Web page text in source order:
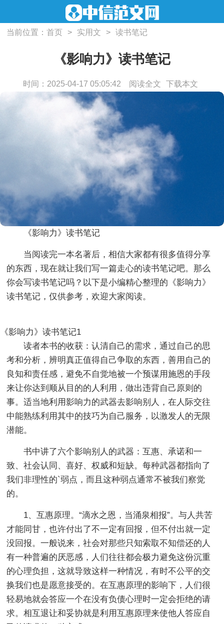
当前位置：首页 > 实用文 > 读书笔记
《影响力》读书笔记
时间：2025-04-17 05:05:42 阅读全文 下载本文
《影响力》读书笔记
当阅读完一本名著后，相信大家都有很多值得分享
的东西，现在就让我们写一篇走心的读书笔记吧。那么
你会写读书笔记吗？以下是小编精心整理的《影响力》
读书笔记，仅供参考，欢迎大家阅读。
《影响力》读书笔记1
读者本书的收获：认清自己的需求，通过自己的思
考和分析，辨明真正值得自己争取的东西，善用自己的
良知和责任感，避免不自觉地被一个预谋用施恩的手段
来让你达到顺从目的的人利用，做出违背自己原则的
事。适当地利用影响力的武器去影响别人，在人际交往
中能熟练利用其中的技巧为自己服务，以激发人的无限
潜能。
书中讲了六个影响别人的武器：互惠、承诺和一
致、社会认同、喜好、权威和短缺。每种武器都指向了
我们非理性的`弱点，而且这种弱点通常不被我们察觉
的。
1、互惠原理。“滴水之恩，当涌泉相报”。与人共苦
才能同甘，也许付出了不一定有回报，但不付出就一定
没回报。一般说来，社会对那些只知索取不知偿还的人
有一种普遍的厌恶感，人们往往都会极力避免这份沉重
的心理负担，这就导致这样一种情况，有时不公平的交
换我们也是愿意接受的。在互惠原理的影响下，人们很
轻易地就会答应一个在没有负债心理时一定会拒绝的请
求。相互退让和妥协就是利用互惠原理来使他人答应自